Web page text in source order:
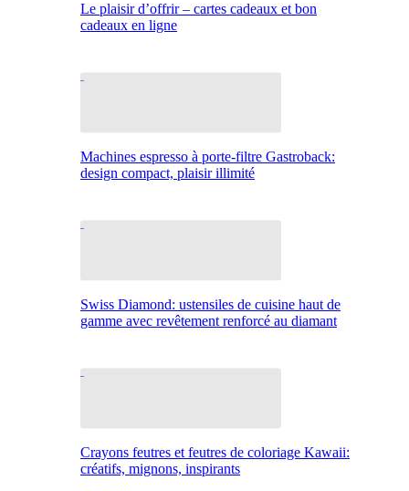
Le plaisir d’offrir – cartes cadeaux et bon
cadeaux en ligne
Machines espresso à porte-filtre Gastroback:
design compact, plaisir illimité
Swiss Diamond: ustensiles de cuisine haut de
gamme avec revêtement renforcé au diamant
Crayons feutres et feutres de coloriage Kawaii:
créatifs, mignons, inspirants